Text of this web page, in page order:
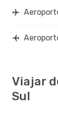
Viajar
Sul